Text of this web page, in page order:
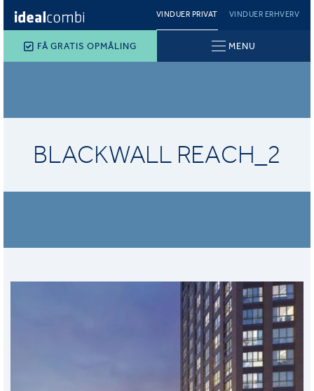
VINDUER PRIVAT VINDUER ERHVERV
FÅ GRATIS OPMÅLING MENU
BLACKWALL REACH_2